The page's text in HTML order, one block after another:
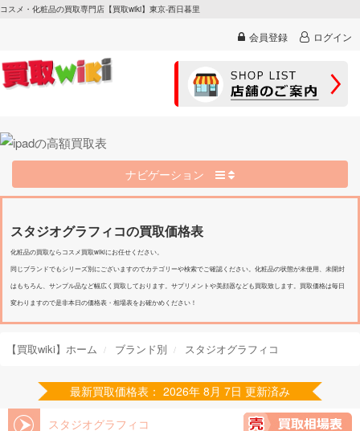
コスメ・化粧品の買取専門店【買取wiki】東京-西日暮里
会員登録 ログイン
ナビゲーション
スタジオグラフィコの買取価格表
化粧品の買取ならコスメ買取wikiにお任せください。
同じブランドでもシリーズ別にございますのでカテゴリーや検索でご確認ください。化粧品の状態が未使用、未開封
はもちろん、サンプル品など幅広く買取しております。サプリメントや美顔器なども買取致します。買取価格は毎日
変わりますので是非本日の価格表・相場表をお確かめください！
【買取wiki】ホーム ブランド別 スタジオグラフィコ
最新買取価格表： 2026年 8月 7日 更新済み
スタジオグラフィコ